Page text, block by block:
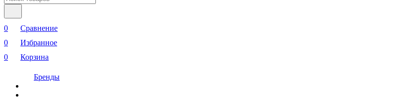
0
Сравнение
0
Избранное
0
Корзина
Бренды